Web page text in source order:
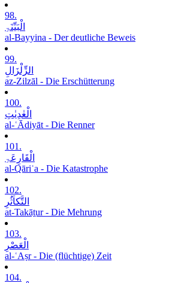
98.
الْبَیِّنَۃِ
al-Bayyina - Der deutliche Beweis
99.
الزِّلْزَالِ
az-Zilzāl - Die Erschütterung
100.
الْعٰدِیٰتِ
al-ʿĀdiyāt - Die Renner
101.
الْقَارِعَۃِ
al-Qāriʿa - Die Katastrophe
102.
التَّکاَثُرِ
at-Takāṯur - Die Mehrung
103.
الْعَصْرِ
al-ʿAṣr - Die (flüchtige) Zeit
104.